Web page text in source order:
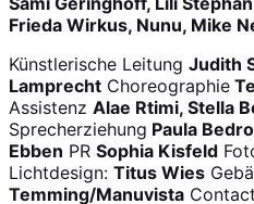
Frieda Wirkus, Nunu, Mike
Künstlerische Leitung Judith
Lamprecht Choreographie
Assistenz Alae Rtimi, Stella
Sprecherziehung Paula
Ebben PR Sophia Kisfeld
Lichtdesign: Titus Wies
Temming/Manuvista